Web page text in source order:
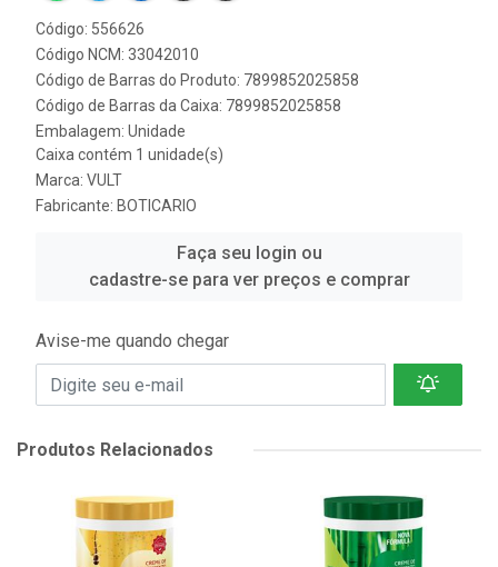
Código: 556626
Código NCM: 33042010
Código de Barras do Produto: 7899852025858
Código de Barras da Caixa: 7899852025858
Embalagem: Unidade
Caixa contém 1 unidade(s)
Marca: VULT
Fabricante: BOTICARIO
Faça seu login ou
cadastre-se para ver preços e comprar
Avise-me quando chegar
Produtos Relacionados